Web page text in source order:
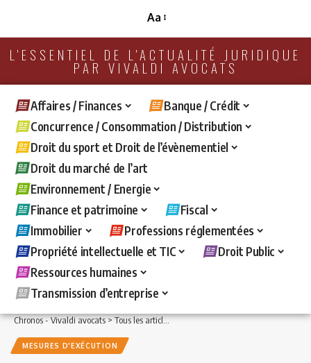
Aa
L'ESSENTIEL DE L'ACTUALITÉ JURIDIQUE
PAR VIVALDI AVOCATS
Affaires / Finances
Banque / Crédit
Concurrence / Consommation / Distribution
Droit du sport et Droit de l’évènementiel
Droit du marché de l’art
Environnement / Energie
Finance et patrimoine
Fiscal
Immobilier
Professions réglementées
Propriété intellectuelle et TIC
Droit Public
Ressources humaines
Transmission d’entreprise
Chronos - Vivaldi avocats>Tous les articles >Banque / Crédit>Mesures
MESURES D'EXÉCUTION